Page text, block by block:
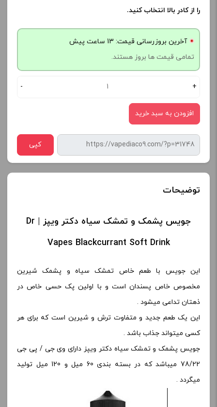
را از کادر بالا انتخاب کنید.
آخرین بروزرسانی قیمت: 13 ساعت پیش
تمامی قیمت ها بروز هستند.
- +
افزودن به سبد خرید
کپی
توضیحات
جویس پشمک و تمشک سیاه دکتر ویپز | Dr
Vapes Blackcurrant Soft Drink
این جویس با طعم خاص تمشک سیاه و پشمک شیرین
مخصوص خاص پسندان است و با اولین پک حسی خاص در
ذهتان تداعی میشود .
این یک طعم جدید و متفاوت ترش و شیرین است که برای هر
کسی میتواند جذاب باشد .
جویس پشمک و تمشک سیاه دکتر ویپز دارای وی جی / پی جی
78/22 میباشد که در بسته بندی 60 میل و 120 میل تولید
میگردد .